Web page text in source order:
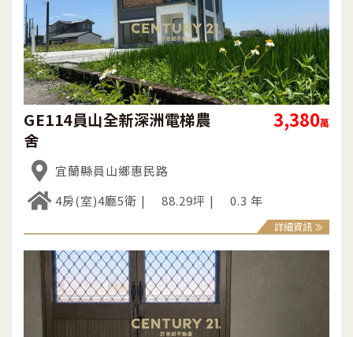
GE114員山全新深洲電梯農
舍
3,380萬
宜蘭縣員山鄉惠民路
4房(室)4廳5衛
88.29坪 0.3 年
詳細資訊